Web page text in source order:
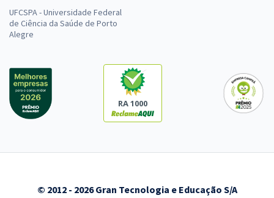
UFCSPA - Universidade Federal
de Ciência da Saúde de Porto
Alegre
RA 1000
© 2012 - 2026 Gran Tecnologia e Educação S/A